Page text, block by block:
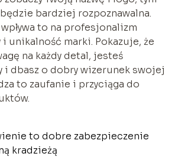
bardziej rozpoznawalna.
to na profesjonalizm
unikalność marki. Pokazuje, że
na każdy detal, jesteś
i dbasz o dobry wizerunek swojej
to zaufanie i przyciąga do
to dobre zabezpieczenie
kradzieżą